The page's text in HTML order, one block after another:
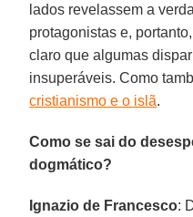
lados revelassem a
protagonistas e,
claro que algumas
insuperáveis. Como
cristianismo e o islã.
Como se sai do
dogmático?
Ignazio de Francesco: